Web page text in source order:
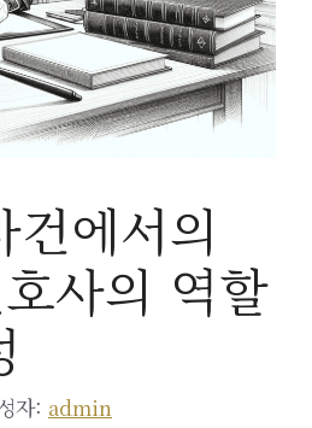
에서의
사의 역할
자: admin